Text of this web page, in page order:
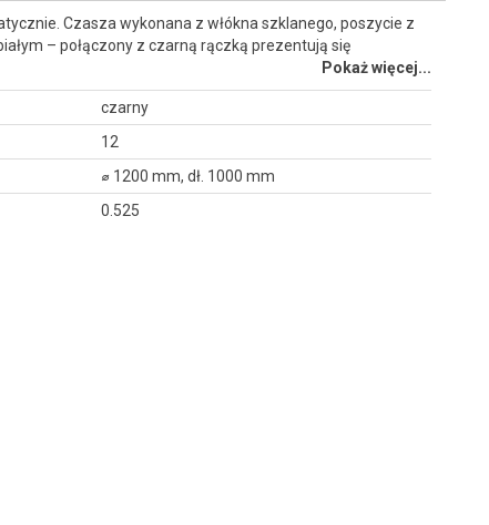
Czasza wykonana z włókna szklanego, poszycie z
– połączony z czarną rączką prezentują się
Pokaż więcej...
czarny
12
⌀ 1200 mm, dł. 1000 mm
0.525